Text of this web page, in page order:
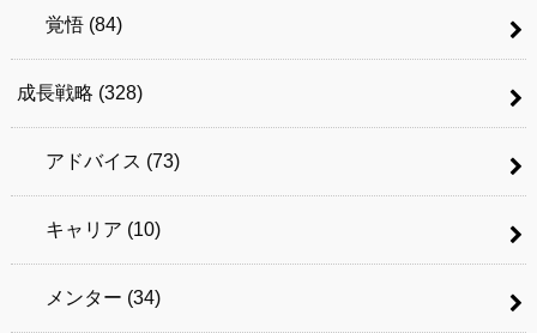
覚悟 (84)
成長戦略 (328)
アドバイス (73)
キャリア (10)
メンター (34)